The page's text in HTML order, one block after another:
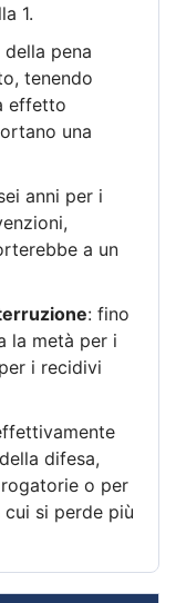
1.
della pena
tenendo
effetto
una
anni per i
a un
: fino
la metà per i
i recidivi
difesa,
o per
cui si perde più